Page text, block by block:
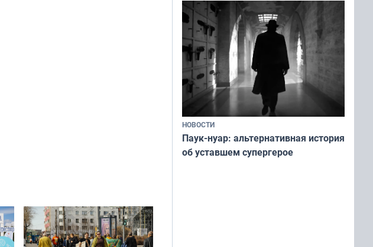
НОВОСТИ
Паук-нуар: альтернативная история
об уставшем супергерое